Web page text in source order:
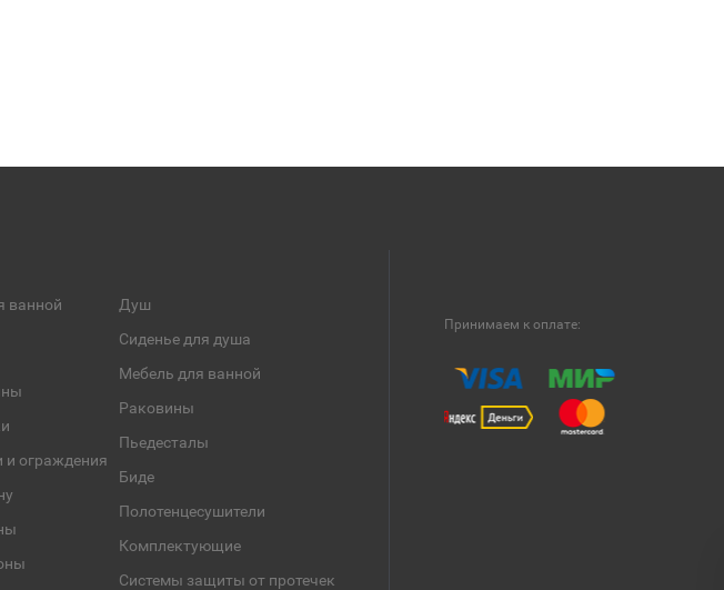
ванной
ограждения
Душ
Сиденье для душа
Мебель для ванной
Раковины
Пьедесталы
Биде
Полотенцесушители
Комплектующие
Системы защиты от протечек
Принимаем к оплате: